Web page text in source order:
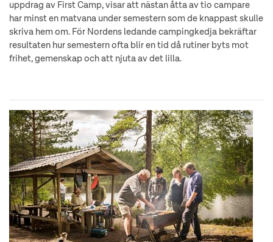
uppdrag av First Camp, visar att nästan åtta av tio campare
har minst en matvana under semestern som de knappast skulle
skriva hem om. För Nordens ledande campingkedja bekräftar
resultaten hur semestern ofta blir en tid då rutiner byts mot
frihet, gemenskap och att njuta av det lilla.